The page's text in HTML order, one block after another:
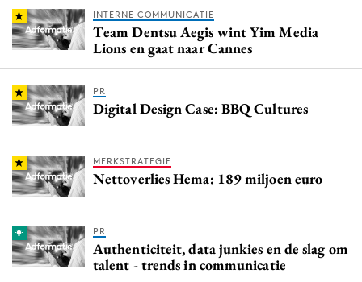
INTERNE COMMUNICATIE
Team Dentsu Aegis wint Yim Media
Lions en gaat naar Cannes
PR
Digital Design Case: BBQ Cultures
MERKSTRATEGIE
Nettoverlies Hema: 189 miljoen euro
PR
Authenticiteit, data junkies en de slag om
talent - trends in communicatie